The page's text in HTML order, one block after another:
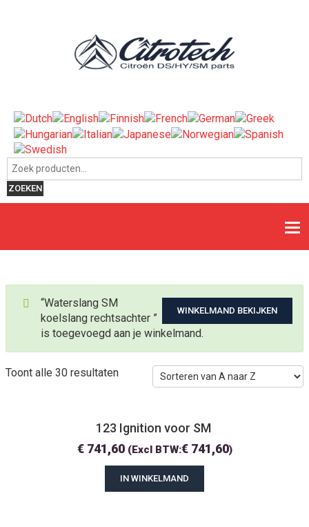
Zoeken naar:
ZOEKEN
WINKELMAND BEKIJKEN
“Waterslang SM
koelslang rechtsachter ”
is toegevoegd aan je winkelmand.
Toont alle 30 resultaten
123 Ignition voor SM
€741,60 (Excl BTW:€741,60)
IN WINKELMAND